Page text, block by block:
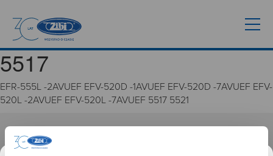
5517
EFR-555L -2AVUEF EFV-520D -1AVUEF EFV-520D -7AVUEF EFV-
520L -2AVUEF EFV-520L -7AVUEF 5517 5521
GRUPA ZIBI